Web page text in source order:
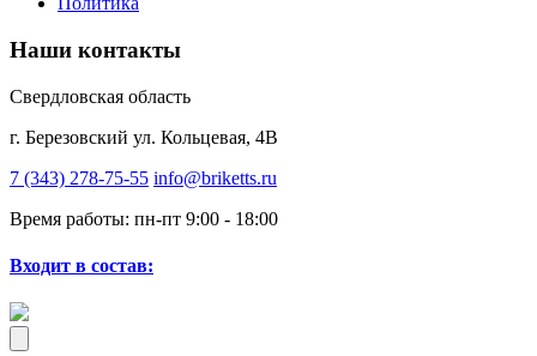
Наши контакты
Свердловская область
г. Березовский ул. Кольцевая, 4В
7 (343) 278-75-55 info@briketts.ru
Время работы: пн-пт 9:00 - 18:00
Входит в состав: